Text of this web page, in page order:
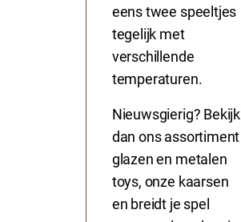
eens twee speeltjes
tegelijk met
verschillende
temperaturen.
Nieuwsgierig? Bekijk
dan ons assortiment
glazen en metalen
toys, onze kaarsen
en breidt je spel